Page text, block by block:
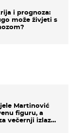
i prognoza:
može živjeti s
Martinović
figuru, a
večernji izlazak